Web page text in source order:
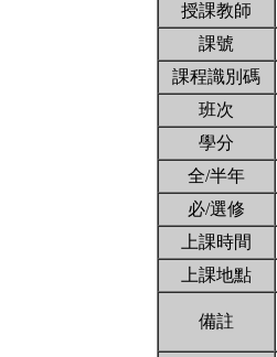
授課教師
課號
課程識別碼
班次
學分
全/半年
必/選修
上課時間
上課地點
備註